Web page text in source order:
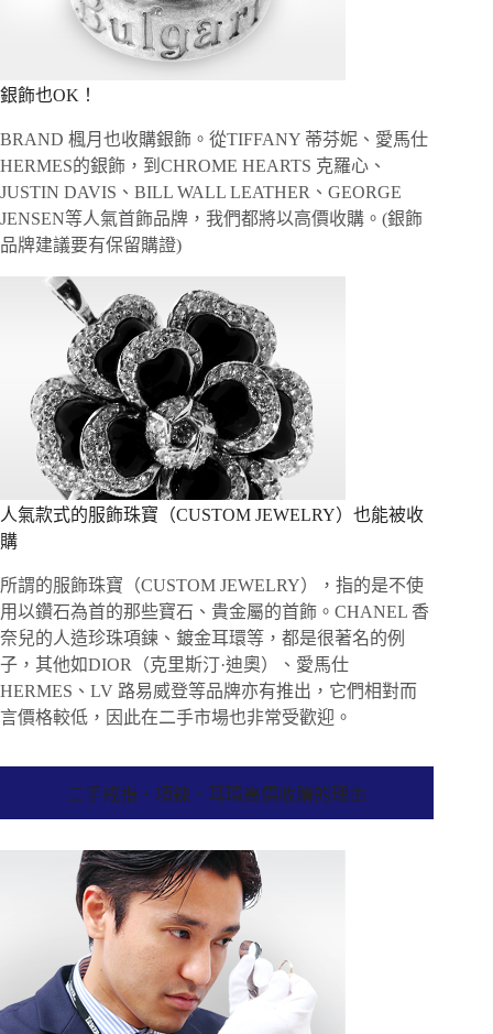
銀飾也OK！
BRAND 楓月也收購銀飾。從TIFFANY 蒂芬妮、愛馬仕
HERMES的銀飾，到CHROME HEARTS 克羅心、
JUSTIN DAVIS、BILL WALL LEATHER、GEORGE
JENSEN等人氣首飾品牌，我們都將以高價收購。(銀飾
品牌建議要有保留購證)
人氣款式的服飾珠寶（CUSTOM JEWELRY）也能被收
購
所謂的服飾珠寶（CUSTOM JEWELRY），指的是不使
用以鑽石為首的那些寶石、貴金屬的首飾。CHANEL 香
奈兒的人造珍珠項鍊、鍍金耳環等，都是很著名的例
子，其他如DIOR（克里斯汀·迪奧）、愛馬仕
HERMES、LV 路易威登等品牌亦有推出，它們相對而
言價格較低，因此在二手市場也非常受歡迎。
二手戒指・項鍊・耳環高價收購的理由